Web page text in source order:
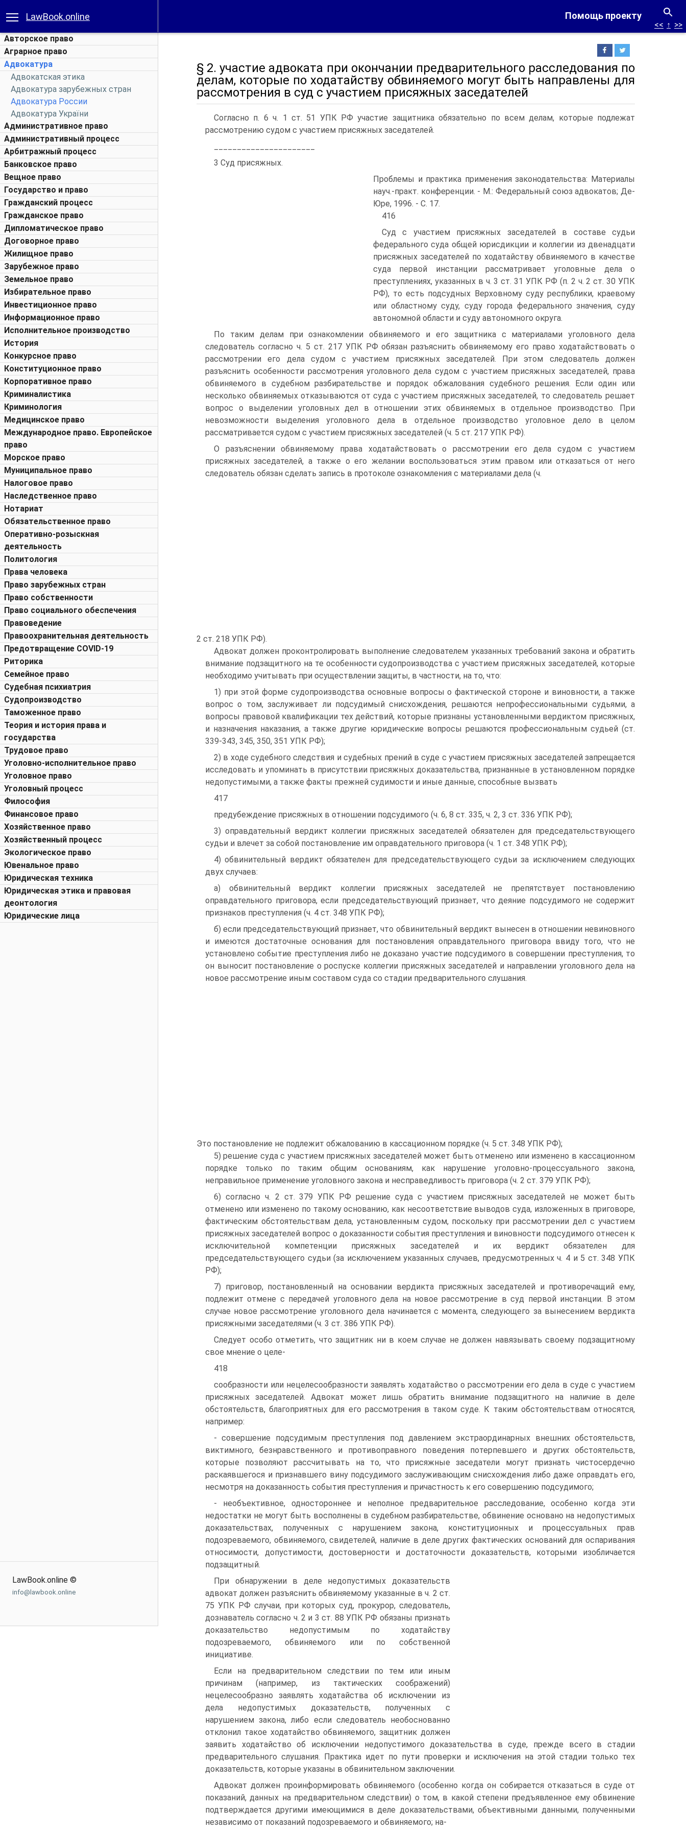
Помощь проекту
LawBook.online
Авторское право
Аграрное право
Адвокатура
Адвокатская этика
Адвокатура зарубежных стран
Адвокатура России
Адвокатура України
Административное право
Административный процесс
Арбитражный процесс
Банковское право
Вещное право
Государство и право
Гражданский процесс
Гражданское право
Дипломатическое право
Договорное право
Жилищное право
Зарубежное право
Земельное право
Избирательное право
Инвестиционное право
Информационное право
Исполнительное производство
История
Конкурсное право
Конституционное право
Корпоративное право
Криминалистика
Криминология
Медицинское право
Международное право. Европейское
право
Морское право
Муниципальное право
Налоговое право
Наследственное право
Нотариат
Обязательственное право
Оперативно-розыскная
деятельность
Политология
Права человека
Право зарубежных стран
Право собственности
Право социального обеспечения
Правоведение
Правоохранительная деятельность
Предотвращение COVID-19
Риторика
Семейное право
Судебная психиатрия
Судопроизводство
Таможенное право
Теория и история права и
государства
Трудовое право
Уголовно-исполнительное право
Уголовное право
Уголовный процесс
Философия
Финансовое право
Хозяйственное право
Хозяйственный процесс
Экологическое право
Ювенальное право
Юридическая техника
Юридическая этика и правовая
деонтология
Юридические лица
LawBook.online ©
info@lawbook.online
<< ↑ >>
§ 2. участие адвоката при окончании предварительного расследования по
делам, которые по ходатайству обвиняемого могут быть направлены для
рассмотрения в суд с участием присяжных заседателей
Согласно п. 6 ч. 1 ст. 51 УПК РФ участие защитника обязательно по всем делам, которые подлежат
рассмотрению судом с участием присяжных заседателей.
3 Суд присяжных.
Проблемы и практика применения законодательства: Материалы
науч.-практ. конференции. - М.: Федеральный союз адвокатов; Де-
Юре, 1996. - С. 17.
416
Суд с участием присяжных заседателей в составе судьи
федерального суда общей юрисдикции и коллегии из двенадцати
присяжных заседателей по ходатайству обвиняемого в качестве
суда первой инстанции рассматривает уголовные дела о
преступлениях, указанных в ч. 3 ст. 31 УПК РФ (п. 2 ч. 2 ст. 30 УПК
РФ), то есть подсудных Верховному суду республики, краевому
или областному суду, суду города федерального значения, суду
автономной области и суду автономного округа.
По таким делам при ознакомлении обвиняемого и его защитника с материалами уголовного дела
следователь согласно ч. 5 ст. 217 УПК РФ обязан разъяснить обвиняемому его право ходатайствовать о
рассмотрении его дела судом с участием присяжных заседателей. При этом следователь должен
разъяснить особенности рассмотрения уголовного дела судом с участием присяжных заседателей, права
обвиняемого в судебном разбирательстве и порядок обжалования судебного решения. Если один или
несколько обвиняемых отказываются от суда с участием присяжных заседателей, то следователь решает
вопрос о выделении уголовных дел в отношении этих обвиняемых в отдельное производство. При
невозможности выделения уголовного дела в отдельное производство уголовное дело в целом
рассматривается судом с участием присяжных заседателей (ч. 5 ст. 217 УПК РФ).
О разъяснении обвиняемому права ходатайствовать о рассмотрении его дела судом с участием
присяжных заседателей, а также о его желании воспользоваться этим правом или отказаться от него
следователь обязан сделать запись в протоколе ознакомления с материалами дела (ч.
2 ст. 218 УПК РФ).
Адвокат должен проконтролировать выполнение следователем указанных требований закона и обратить
внимание подзащитного на те особенности судопроизводства с участием присяжных заседателей, которые
необходимо учитывать при осуществлении защиты, в частности, на то, что:
1) при этой форме судопроизводства основные вопросы о фактической стороне и виновности, а также
вопрос о том, заслуживает ли подсудимый снисхождения, решаются непрофессиональными судьями, а
вопросы правовой квалификации тех действий, которые признаны установленными вердиктом присяжных,
и назначения наказания, а также другие юридические вопросы решаются профессиональным судьей (ст.
339-343, 345, 350, 351 УПК РФ);
2) в ходе судебного следствия и судебных прений в суде с участием присяжных заседателей запрещается
исследовать и упоминать в присутствии присяжных доказательства, признанные в установленном порядке
недопустимыми, а также факты прежней судимости и иные данные, способные вызвать
417
предубеждение присяжных в отношении подсудимого (ч. 6, 8 ст. 335, ч. 2, 3 ст. 336 УПК РФ);
3) оправдательный вердикт коллегии присяжных заседателей обязателен для председательствующего
судьи и влечет за собой постановление им оправдательного приговора (ч. 1 ст. 348 УПК РФ);
4) обвинительный вердикт обязателен для председательствующего судьи за исключением следующих
двух случаев:
а) обвинительный вердикт коллегии присяжных заседателей не препятствует постановлению
оправдательного приговора, если председательствующий признает, что деяние подсудимого не содержит
признаков преступления (ч. 4 ст. 348 УПК РФ);
б) если председательствующий признает, что обвинительный вердикт вынесен в отношении невиновного
и имеются достаточные основания для постановления оправдательного приговора ввиду того, что не
установлено событие преступления либо не доказано участие подсудимого в совершении преступления, то
он выносит постановление о роспуске коллегии присяжных заседателей и направлении уголовного дела на
новое рассмотрение иным составом суда со стадии предварительного слушания.
Это постановление не подлежит обжалованию в кассационном порядке (ч. 5 ст. 348 УПК РФ);
5) решение суда с участием присяжных заседателей может быть отменено или изменено в кассационном
порядке только по таким общим основаниям, как нарушение уголовно-процессуального закона,
неправильное применение уголовного закона и несправедливость приговора (ч. 2 ст. 379 УПК РФ);
6) согласно ч. 2 ст. 379 УПК РФ решение суда с участием присяжных заседателей не может быть
отменено или изменено по такому основанию, как несоответствие выводов суда, изложенных в приговоре,
фактическим обстоятельствам дела, установленным судом, поскольку при рассмотрении дел с участием
присяжных заседателей вопрос о доказанности события преступления и виновности подсудимого отнесен к
исключительной компетенции присяжных заседателей и их вердикт обязателен для
председательствующего судьи (за исключением указанных случаев, предусмотренных ч. 4 и 5 ст. 348 УПК
РФ);
7) приговор, постановленный на основании вердикта присяжных заседателей и противоречащий ему,
подлежит отмене с передачей уголовного дела на новое рассмотрение в суд первой инстанции. В этом
случае новое рассмотрение уголовного дела начинается с момента, следующего за вынесением вердикта
присяжными заседателями (ч. 3 ст. 386 УПК РФ).
Следует особо отметить, что защитник ни в коем случае не должен навязывать своему подзащитному
свое мнение о целе-
418
сообразности или нецелесообразности заявлять ходатайство о рассмотрении его дела в суде с участием
присяжных заседателей. Адвокат может лишь обратить внимание подзащитного на наличие в деле
обстоятельств, благоприятных для его рассмотрения в таком суде. К таким обстоятельствам относятся,
например:
- совершение подсудимым преступления под давлением экстраординарных внешних обстоятельств,
виктимного, безнравственного и противоправного поведения потерпевшего и других обстоятельств,
которые позволяют рассчитывать на то, что присяжные заседатели могут признать чистосердечно
раскаявшегося и признавшего вину подсудимого заслуживающим снисхождения либо даже оправдать его,
несмотря на доказанность события преступления и причастность к его совершению подсудимого;
- необъективное, одностороннее и неполное предварительное расследование, особенно когда эти
недостатки не могут быть восполнены в судебном разбирательстве, обвинение основано на недопустимых
доказательствах, полученных с нарушением закона, конституционных и процессуальных прав
подозреваемого, обвиняемого, свидетелей, наличие в деле других фактических оснований для оспаривания
относимости, допустимости, достоверности и достаточности доказательств, которыми изобличается
подзащитный.
При обнаружении в деле недопустимых доказательств
адвокат должен разъяснить обвиняемому указанные в ч. 2 ст.
75 УПК РФ случаи, при которых суд, прокурор, следователь,
дознаватель согласно ч. 2 и 3 ст. 88 УПК РФ обязаны признать
доказательство недопустимым по ходатайству
подозреваемого, обвиняемого или по собственной
инициативе.
Если на предварительном следствии по тем или иным
причинам (например, из тактических соображений)
нецелесообразно заявлять ходатайства об исключении из
дела недопустимых доказательств, полученных с
нарушением закона, либо если следователь необоснованно
отклонил такое ходатайство обвиняемого, защитник должен
заявить ходатайство об исключении недопустимого доказательства в суде, прежде всего в стадии
предварительного слушания. Практика идет по пути проверки и исключения на этой стадии только тех
доказательств, которые указаны в обвинительном заключении.
Адвокат должен проинформировать обвиняемого (особенно когда он собирается отказаться в суде от
показаний, данных на предварительном следствии) о том, в какой степени предъявленное ему обвинение
подтверждается другими имеющимися в деле доказательствами, объективными данными, полученными
независимо от показаний подозреваемого и обвиняемого; на-